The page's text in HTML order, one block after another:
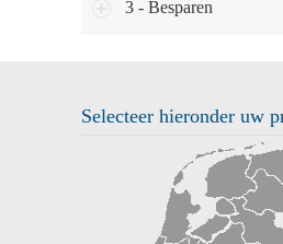
3 - Besparen
Selecteer hieronder uw